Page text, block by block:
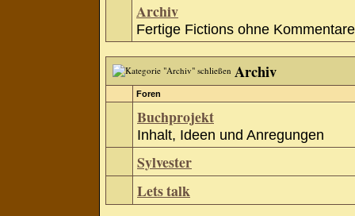
Archiv
Fertige Fictions ohne Kommentare
Archiv
Foren
Buchprojekt
Inhalt, Ideen und Anregungen
Sylvester
Lets talk